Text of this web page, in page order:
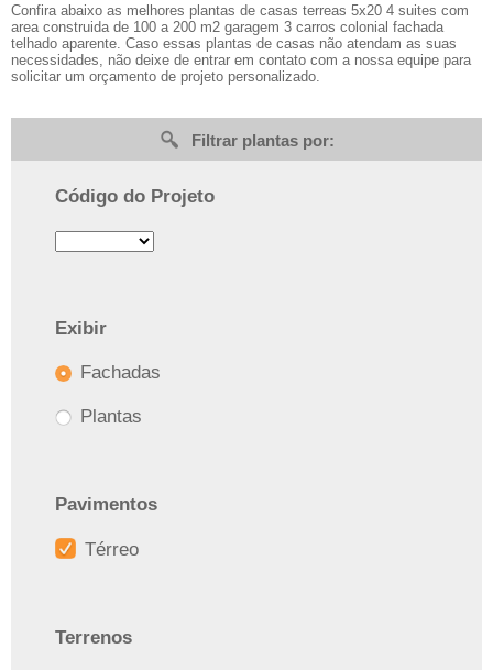
Confira abaixo as melhores plantas de casas terreas 5x20 4 suites com
area construida de 100 a 200 m2 garagem 3 carros colonial fachada
telhado aparente. Caso essas plantas de casas não atendam as suas
necessidades, não deixe de entrar em contato com a nossa equipe para
solicitar um orçamento de projeto personalizado.
Filtrar plantas por:
Código do Projeto
Exibir
Fachadas
Plantas
Pavimentos
Térreo
Terrenos